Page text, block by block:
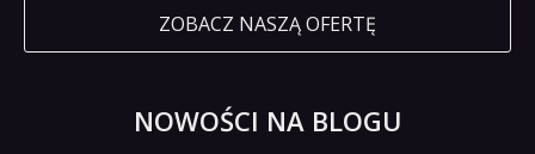
ZOBACZ NASZĄ OFERTĘ
NOWOŚCI NA BLOGU